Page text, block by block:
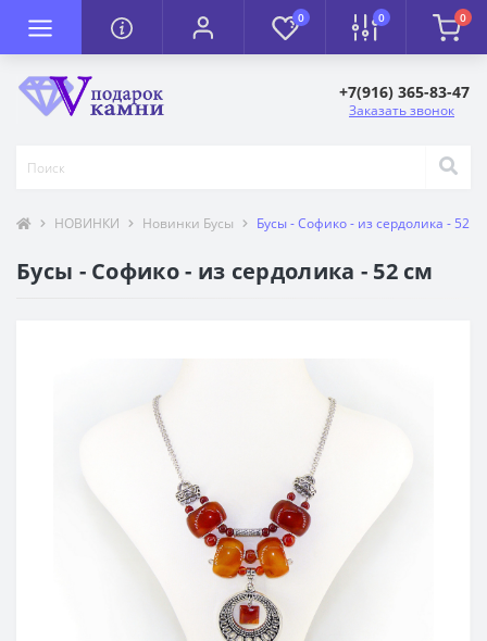
0 0 0
+7(916) 365-83-47
Заказать звонок
НОВИНКИ Новинки Бусы Бусы - Софико - из сердолика - 52
Бусы - Софико - из сердолика - 52 см